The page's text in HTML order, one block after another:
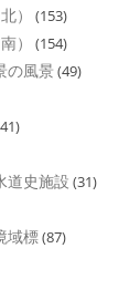
） (153)
） (154)
の風景 (49)
道史施設 (31)
域標(87)